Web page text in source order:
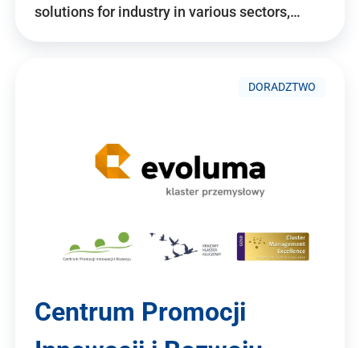
solutions for industry in various sectors,…
DORADZTWO
Centrum Promocji